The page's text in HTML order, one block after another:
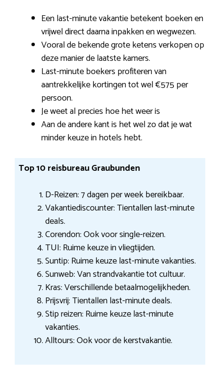
Een last-minute vakantie betekent boeken en
vrijwel direct daarna inpakken en wegwezen.
Vooral de bekende grote ketens verkopen op
deze manier de laatste kamers.
Last-minute boekers profiteren van
aantrekkelijke kortingen tot wel €575 per
persoon.
Je weet al precies hoe het weer is
Aan de andere kant is het wel zo dat je wat
minder keuze in hotels hebt.
Top 10 reisbureau Graubunden
D-Reizen: 7 dagen per week bereikbaar.
Vakantiediscounter: Tientallen last-minute
deals.
Corendon: Ook voor single-reizen.
TUI: Ruime keuze in vliegtijden.
Suntip: Ruime keuze last-minute vakanties.
Sunweb: Van strandvakantie tot cultuur.
Kras: Verschillende betaalmogelijkheden.
Prijsvrij: Tientallen last-minute deals.
Stip reizen: Ruime keuze last-minute
vakanties.
Alltours: Ook voor de kerstvakantie.